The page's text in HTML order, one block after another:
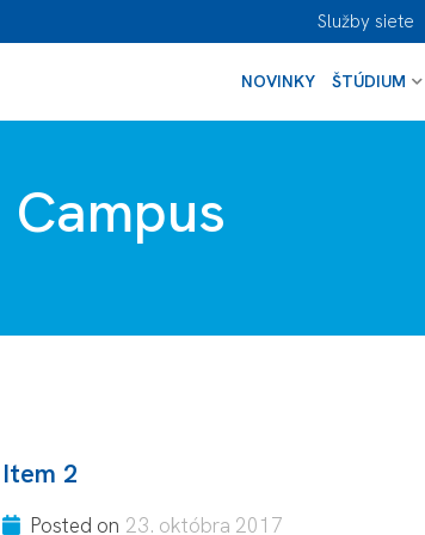
Služby siete
NOVINKY ŠTÚDIUM
Campus
Item 2
Posted on 23. októbra 2017